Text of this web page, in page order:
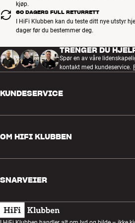
kjøp.
60 DAGERS FULL RETURRETT
I HiFi Klubben kan du teste ditt nye utstyr
dager før du bestemmer deg.
TRENGER DU
Spør en av våre
kontakt med kundeservice.
KUNDESERVICE
Retur og reklamasjon
Angre på bestilling
Handelsbetingelser
OM HIFI KLUBBEN
Kundeklubb
SNARVEIER
Gavekort